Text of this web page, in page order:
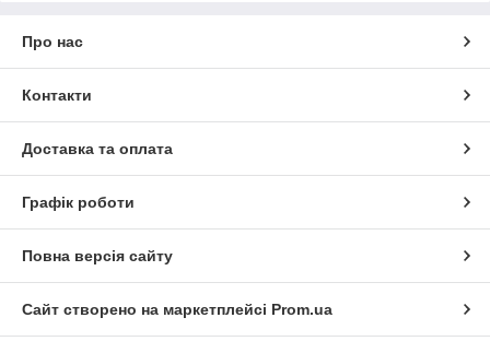
Про нас
Контакти
Доставка та оплата
Графік роботи
Повна версія сайту
Сайт створено на маркетплейсі Prom.ua